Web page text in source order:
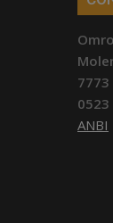
0523
ANBI